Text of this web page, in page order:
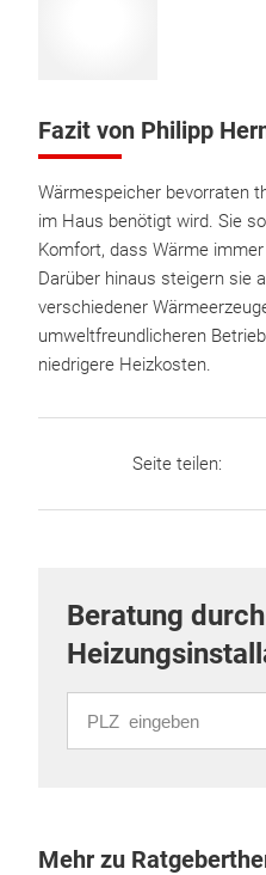
Fazit von Philipp
Wärmespeicher bevorraten
im Haus benötigt wird. Sie
Komfort, dass Wärme
Darüber hinaus steigern sie
verschiedener
umweltfreundlicheren
niedrigere Heizkosten.
Seite teilen:
Beratung
Mehr zu